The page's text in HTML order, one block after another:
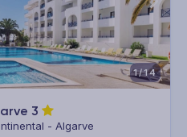
1/14
3
- Algarve